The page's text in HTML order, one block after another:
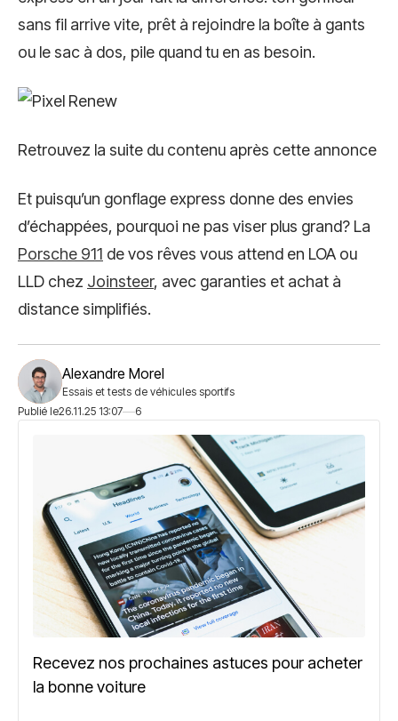
sans fil arrive vite, prêt à rejoindre la boîte à gants
ou le sac à dos, pile quand tu en as besoin.
Retrouvez la suite du contenu après cette annonce
Et puisqu’un gonflage express donne des envies
d’échappées, pourquoi ne pas viser plus grand? La
Porsche 911 de vos rêves vous attend en LOA ou
LLD chez Joinsteer, avec garanties et achat à
distance simplifiés.
Alexandre Morel
Essais et tests de véhicules sportifs
Publié le26.11.25 13:07 6
Recevez nos prochaines astuces pour acheter
la bonne voiture